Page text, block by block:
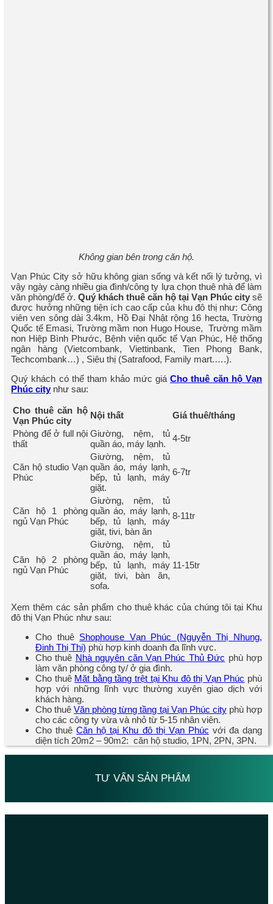
Không gian bên trong căn hộ.
Vạn Phúc City sở hữu không gian sống và kết nối lý tưởng, vì
vậy ngày càng nhiều gia đình/công ty lựa chọn thuê nhà để làm
văn phòng/để ở. Quý khách thuê căn hộ tại Vạn Phúc city sẽ
được hưởng những tiện ích cao cấp của khu đô thị như: Công
viên ven sông dài 3.4km, Hồ Đại Nhật rộng 16 hecta, Trường
Quốc tế Emasi, Trường mầm non Hugo House, Trường mầm
non Hiệp Bình Phước, Bệnh viện quốc tế Vạn Phúc, Hệ thống
ngân hàng (Vietcombank, Viettinbank, Tien Phong Bank,
Techcombank…) , Siêu thị (Satrafood, Family mart.….).
Quý khách có thể tham khảo mức giá Cho thuê căn hộVạn
Phúc city như sau:
Cho thuê căn hộ
Vạn Phúc city
Nội thất
Giá thuê/tháng
Phòng để ở full nội
thất
Giường, nệm, tủ
quần áo, máy lạnh.
4-5tr
Căn hộ studio Vạn
Phúc
Giường, nệm, tủ
quần áo, máy lạnh,
bếp, tủ lạnh, máy
giặt.
6-7tr
Căn hộ 1 phòng
ngủ Vạn Phúc
Giường, nệm, tủ
quần áo, máy lạnh,
bếp, tủ lạnh, máy
giặt, tivi, bàn ăn
8-11tr
Căn hộ 2 phòng
ngủ Vạn Phúc
Giường, nệm, tủ
quần áo, máy lạnh,
bếp, tủ lạnh, máy
giặt, tivi, bàn ăn,
sofa.
11-15tr
Xem thêm các sản phẩm cho thuê khác của chúng tôi tại Khu
đô thị Vạn Phúc như sau:
Cho thuê Shophouse Vạn Phúc (Nguyễn Thị Nhung,
Đinh Thị Thi) phù hợp kinh doanh đa lĩnh vực.
Cho thuê Nhà nguyên căn Vạn Phúc Thủ Đức phù hợp
làm văn phòng công ty/ ở gia đình.
Cho thuê Măt bằng tầng trệt tại Khu đô thị Vạn Phúc phù
hợp với những lĩnh vực thường xuyên giao dịch với
khách hàng.
Cho thuêVăn phòng từng tầng tại Vạn Phúc cityphù hợp
cho các công ty vừa và nhỏ từ 5-15 nhân viên.
Cho thuêCăn hộ tại Khu đô thị Vạn Phúc với đa dạng
diện tích 20m2 – 90m2: căn hộ studio, 1PN, 2PN, 3PN.
TƯ VẤN SẢN PHẨM